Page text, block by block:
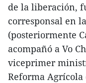
de la liberación,
corresponsal en
(posteriormente
acompañó a Vo
viceprimer
Reforma